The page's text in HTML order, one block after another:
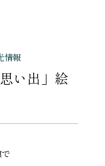
い出」絵
情報